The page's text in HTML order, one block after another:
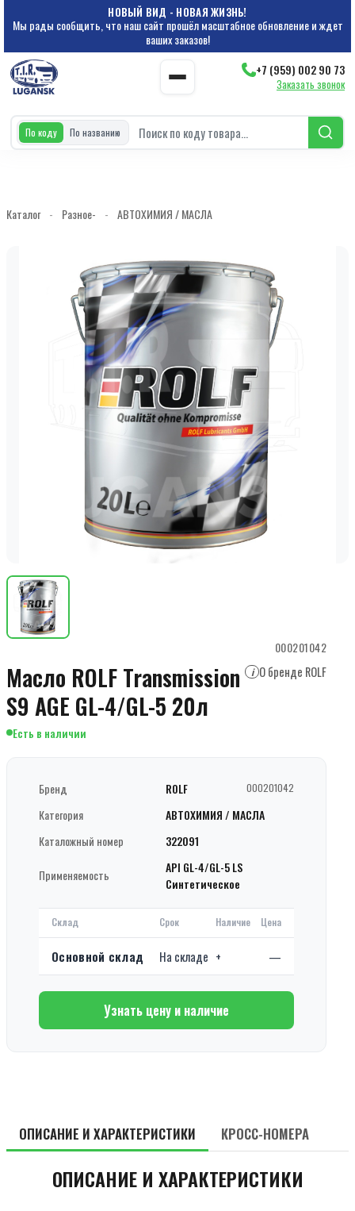
НОВЫЙ ВИД - НОВАЯ ЖИЗНЬ!
Мы рады сообщить, что наш сайт прошёл масштабное обновление и ждет
ваших заказов!
+7 (959) 002 90 73
Заказать звонок
По коду По названию
Каталог - Разное- - АВТОХИМИЯ / МАСЛА
000201042
Масло ROLF Transmission
S9 AGE GL-4/GL-5 20л
i О бренде ROLF
Есть в наличии
Бренд ROLF 000201042
Категория
АВТОХИМИЯ / МАСЛА
Каталожный номер
322091
Применяемость
API GL-4/GL-5 LS
Синтетическое
Склад Срок Наличие Цена
Основной склад На складе + —
Узнать цену и наличие
ОПИСАНИЕ И ХАРАКТЕРИСТИКИ КРОСС-НОМЕРА
ОПИСАНИЕ И ХАРАКТЕРИСТИКИ